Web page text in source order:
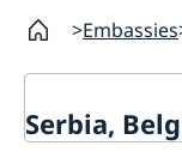
Embassies
Serbia,